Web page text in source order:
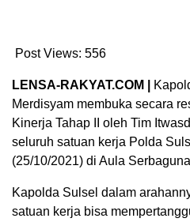
Post Views: 556
LENSA-RAKYAT.COM |
Merdisyam membuka secara
Kinerja Tahap II oleh Tim
seluruh satuan kerja Polda
(25/10/2021) di Aula
Kapolda Sulsel dalam
satuan kerja bisa